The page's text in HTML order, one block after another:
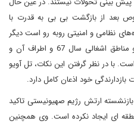
بعد از بازگشت بی بی به قدرت با
نظامی و امنیتی روبه رو است دیگر
توان کنترل و مدیریت حوادث داخلی و مناطق اشغالی سال 67 و اطراف آن و
داده است. با در نظر گرفتن این نکات، تل آویو
خود اذعان کامل دارد.
ارتش رژیم صهیونیستی تاکید
ای ایجاد نکرده است. وی همچنین